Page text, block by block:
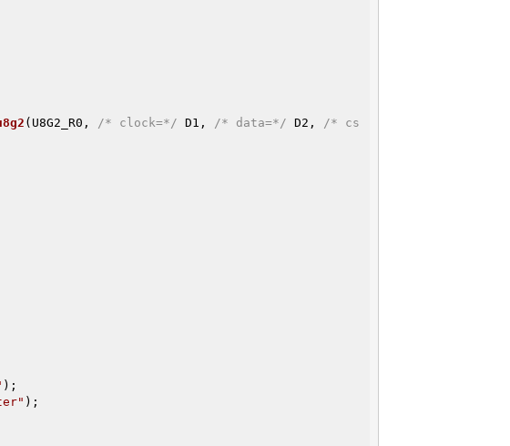
(U8G2_R0, /* clock=*/ D1, /* data=*/ D2, /* cs
);
);